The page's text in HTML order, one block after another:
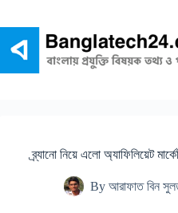
ব্র্যানো নিয়ে এলো অ্যাফিলিয়েট
By আরাফাত বিন